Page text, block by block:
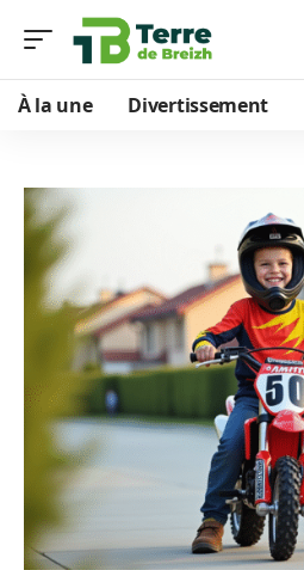
À la une Divertissement